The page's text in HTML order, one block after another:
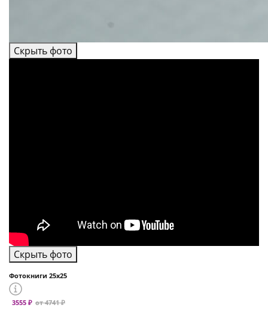
Скрыть фото
Скрыть фото
Фотокниги 25х25
3555 ₽ от 4741 ₽